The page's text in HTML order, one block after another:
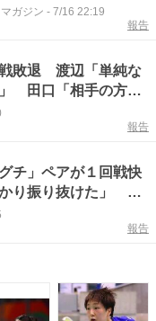
と思う」（渡辺）＜
ガジン - 7/16 22:19
報告
戦敗退 渡辺「単純な
田口「相手の方が
ン・ジャパンＯＰ
報告
チ」ペアが１回戦快
り振り抜けた」 渡
くれた」
報告